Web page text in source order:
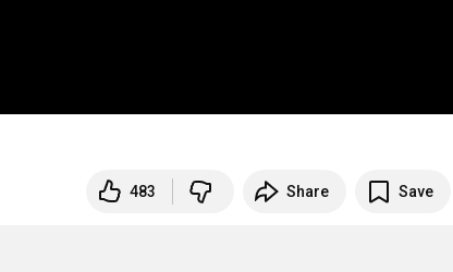
483 Share Save